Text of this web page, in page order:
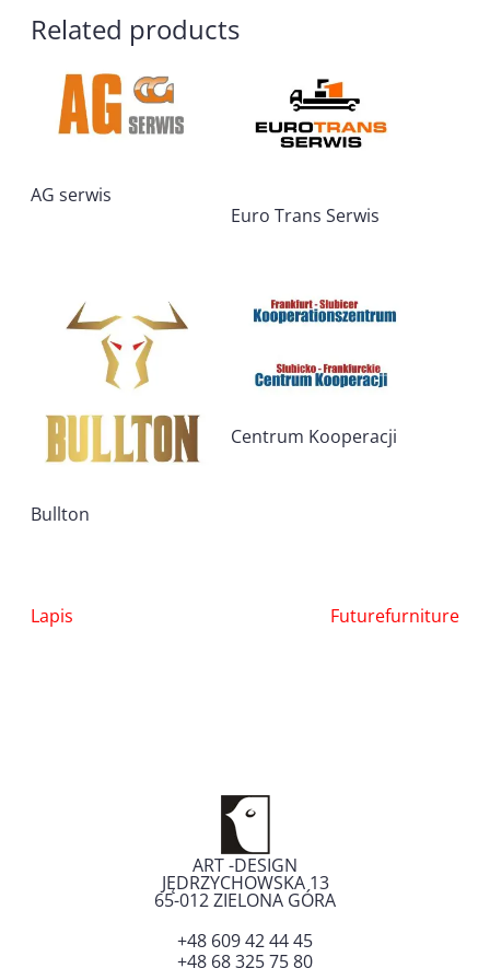
Related products
AG serwis
Euro Trans Serwis
Bullton
Centrum Kooperacji
Nawigacja
Lapis Futurefurniture
ART -DESIGN
JĘDRZYCHOWSKA 13
65-012ZIELONA GÓRA
+48 609 42 44 45
+48 68 325 75 80